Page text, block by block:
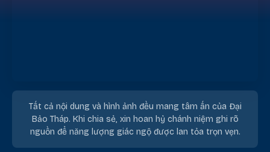
Tất cả nội dung và hình ảnh đều mang tâm ấn của Đại
Bảo Tháp. Khi chia sẻ, xin hoan hỷ chánh niệm ghi rõ
nguồn để năng lượng giác ngộ được lan tỏa trọn vẹn.